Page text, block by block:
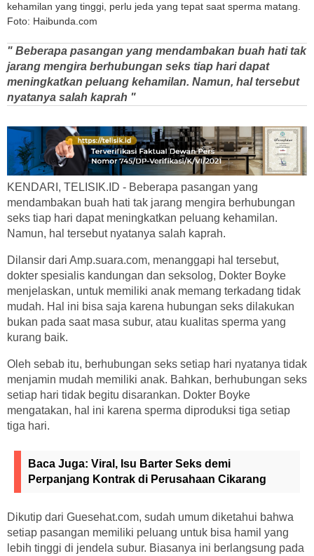
kehamilan yang tinggi, perlu jeda yang tepat saat sperma matang.
Foto: Haibunda.com
" Beberapa pasangan yang mendambakan buah hati tak
jarang mengira berhubungan seks tiap hari dapat
meningkatkan peluang kehamilan. Namun, hal tersebut
nyatanya salah kaprah "
KENDARI, TELISIK.ID - Beberapa pasangan yang
mendambakan buah hati tak jarang mengira berhubungan
seks tiap hari dapat meningkatkan peluang kehamilan.
Namun, hal tersebut nyatanya salah kaprah.
Dilansir dari Amp.suara.com, menanggapi hal tersebut,
dokter spesialis kandungan dan seksolog, Dokter Boyke
menjelaskan, untuk memiliki anak memang terkadang tidak
mudah. Hal ini bisa saja karena hubungan seks dilakukan
bukan pada saat masa subur, atau kualitas sperma yang
kurang baik.
Oleh sebab itu, berhubungan seks setiap hari nyatanya tidak
menjamin mudah memiliki anak. Bahkan, berhubungan seks
setiap hari tidak begitu disarankan. Dokter Boyke
mengatakan, hal ini karena sperma diproduksi tiga setiap
tiga hari.
Baca Juga: Viral, Isu Barter Seks demi
Perpanjang Kontrak di Perusahaan Cikarang
Dikutip dari Guesehat.com, sudah umum diketahui bahwa
setiap pasangan memiliki peluang untuk bisa hamil yang
lebih tinggi di jendela subur. Biasanya ini berlangsung pada